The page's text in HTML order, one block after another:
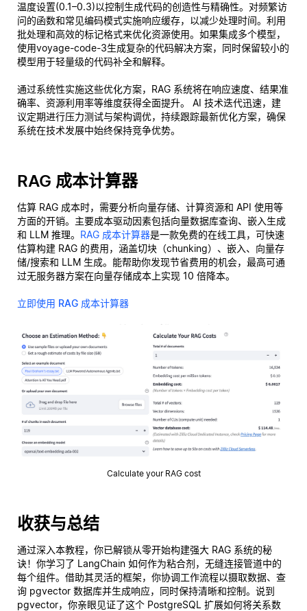
温度设置(0.1–0.3)以控制生成代码的创造性与精确性。对频繁访
问的函数和常见编码模式实施响应缓存，以减少处理时间。利用
批处理和高效的标记格式来优化资源使用。如果集成多个模型，
使用voyage-code-3生成复杂的代码解决方案，同时保留较小的
模型用于轻量级的代码补全和解释。
通过系统性实施这些优化方案，RAG 系统将在响应速度、结果准
确率、资源利用率等维度获得全面提升。 AI 技术迭代迅速，建
议定期进行压力测试与架构调优，持续跟踪最新优化方案，确保
系统在技术发展中始终保持竞争优势。
RAG 成本计算器
估算 RAG 成本时，需要分析向量存储、计算资源和 API 使用等
方面的开销。主要成本驱动因素包括向量数据库查询、嵌入生成
和 LLM 推理。 RAG 成本计算器是一款免费的在线工具，可快速
估算构建 RAG 的费用，涵盖切块（chunking）、嵌入、向量存
储/搜索和 LLM 生成。能帮助你发现节省费用的机会，最高可通
过无服务器方案在向量存储成本上实现 10 倍降本。
立即使用 RAG 成本计算器
Calculate your RAG cost
收获与总结
通过深入本教程，你已解锁从零开始构建强大 RAG 系统的秘
诀！你学习了 LangChain 如何作为粘合剂，无缝连接管道中的
每个组件。借助其灵活的框架，你协调工作流程以摄取数据、查
询 pgvector 数据库并生成响应，同时保持清晰和控制。说到
pgvector，你亲眼见证了这个 PostgreSQL 扩展如何将关系数